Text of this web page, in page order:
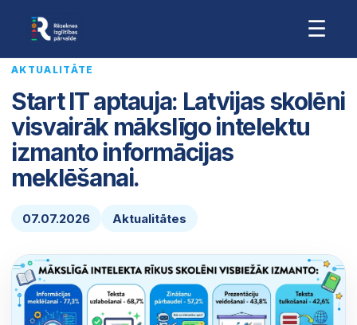
☰
AKTUALITĀTE
Start IT aptauja: Latvijas skolēni
visvairāk mākslīgo intelektu
izmanto informācijas
meklēšanai.
07.07.2026 Aktualitātes